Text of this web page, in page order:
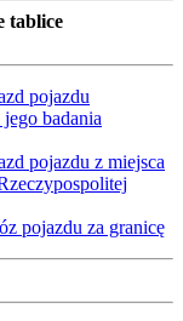
tablice
pojazdu
badania
pojazdu z miejsca
pojazdu za granicę